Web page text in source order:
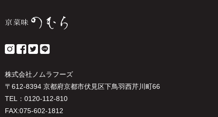
株式会社ノムラフーズ
〒612-8394 京都府京都市伏見区下鳥羽西芹川町66
TEL：0120-112-810
FAX:075-602-1812